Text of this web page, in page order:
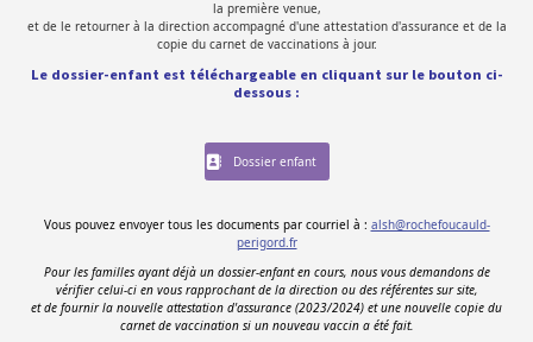
la première venue,
et de le retourner à la direction accompagné d'une attestation d'assurance et de la
copie du carnet de vaccinations à jour.
Le dossier-enfant est téléchargeable en cliquant sur le bouton ci-
dessous :
Dossier enfant
Vous pouvez envoyer tous les documents par courriel à : alsh@rochefoucauld-
perigord.fr
Pour les familles ayant déjà un dossier-enfant en cours, nous vous demandons de
vérifier celui-ci en vous rapprochant de la direction ou des référentes sur site,
et de fournir la nouvelle attestation d'assurance (2023/2024) et une nouvelle copie du
carnet de vaccination si un nouveau vaccin a été fait.